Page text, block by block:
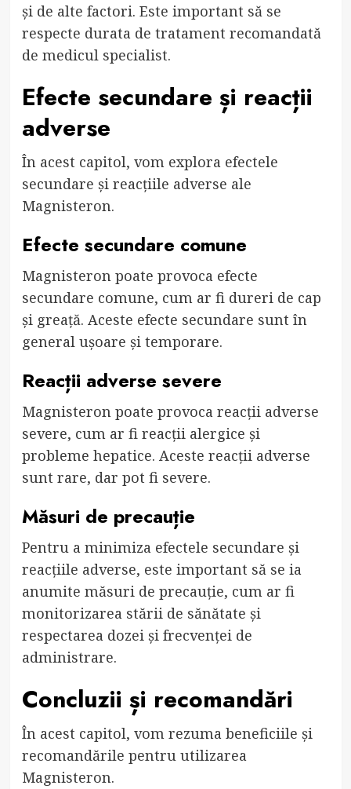
și de alte factori. Este important să se
respecte durata de tratament recomandată
de medicul specialist.
Efecte secundare și reacții
adverse
În acest capitol, vom explora efectele
secundare și reacțiile adverse ale
Magnisteron.
Efecte secundare comune
Magnisteron poate provoca efecte
secundare comune, cum ar fi dureri de cap
și greață. Aceste efecte secundare sunt în
general ușoare și temporare.
Reacții adverse severe
Magnisteron poate provoca reacții adverse
severe, cum ar fi reacții alergice și
probleme hepatice. Aceste reacții adverse
sunt rare, dar pot fi severe.
Măsuri de precauție
Pentru a minimiza efectele secundare și
reacțiile adverse, este important să se ia
anumite măsuri de precauție, cum ar fi
monitorizarea stării de sănătate și
respectarea dozei și frecvenței de
administrare.
Concluzii și recomandări
În acest capitol, vom rezuma beneficiile și
recomandările pentru utilizarea
Magnisteron.